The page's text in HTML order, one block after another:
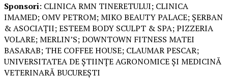
Sponsori: CLINICA RMN TINERETULUI; CLINICA
IMAMED; OMV PETROM; MIKO BEAUTY PALACE; ȘERBAN
& ASOCIAȚII; ESTEEM BODY SCULPT & SPA; PIZZERIA
VOLARE; MERLIN’S; DOWNTOWN FITNESS MATEI
BASARAB; THE COFFEE HOUSE; CLAUMAR PESCAR;
UNIVERSITATEA DE ȘTIINȚE AGRONOMICE ȘI MEDICINĂ
VETERINARĂ BUCUREȘTI